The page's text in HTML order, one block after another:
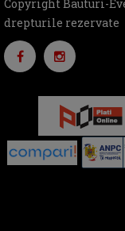
Copyright Bauturi-
drepturile rezervate